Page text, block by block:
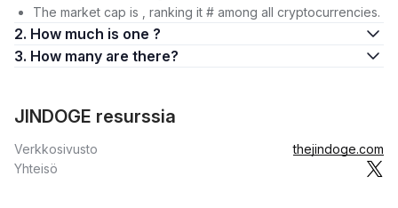
The market cap is , ranking it # among all cryptocurrencies.
2. How much is one ?
3. How many are there?
JINDOGE resurssia
Verkkosivusto
thejindoge.com
Yhteisö